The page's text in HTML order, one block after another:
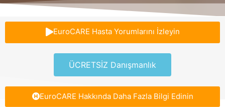
EuroCARE Hasta Yorumlarını İzleyin
ÜCRETSİZ Danışmanlık
EuroCARE Hakkında Daha Fazla Bilgi Edinin